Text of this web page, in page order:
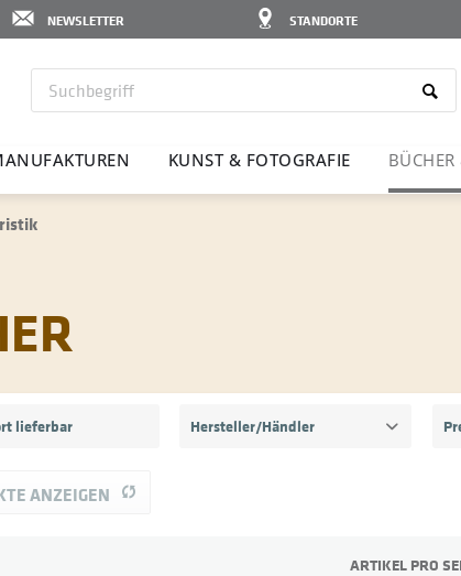
STANDORTE
NEWSLETTER
KUNST & FOTO­GRAFIE
lieferbar Hersteller/Händler
ANZEIGEN
ARTIKEL PRO